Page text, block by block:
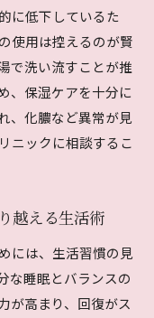
ングと準備のコツ
したスケジュール
の1週間計画
響と対策ポイント
ジュールの工夫
を防ぐ日常ケア
と予防策を解説
たい紫外線対策
減らすポイント
に低下しているた
使用は控えるのが賢
で洗い流すことが推
、保湿ケアを十分に
、化膿など異常が見
ニックに相談するこ
越える生活術
には、生活習慣の見
な睡眠とバランスの
が高まり、回復がス